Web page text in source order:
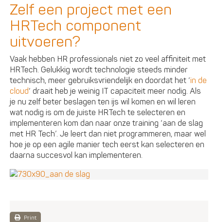
Zelf een project met een
HRTech component
uitvoeren?
Vaak hebben HR professionals niet zo veel affiniteit met
HRTech. Gelukkig wordt technologie steeds minder
technisch, meer gebruiksvriendelijk en doordat het ‘in de
cloud‘ draait heb je weinig IT capaciteit meer nodig. Als
je nu zelf beter beslagen ten ijs wil komen en wil leren
wat nodig is om de juiste HRTech te selecteren en
implementeren kom dan naar onze training ‘aan de slag
met HR Tech’. Je leert dan niet programmeren, maar wel
hoe je op een agile manier tech eerst kan selecteren en
daarna succesvol kan implementeren.
Print